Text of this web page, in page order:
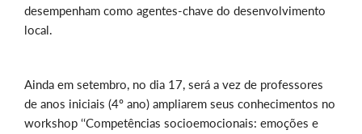
desempenham como agentes-chave do desenvolvimento
local.
Ainda em setembro, no dia 17, será a vez de professores
de anos iniciais (4º ano) ampliarem seus conhecimentos no
workshop ‘‘Competências socioemocionais: emoções e